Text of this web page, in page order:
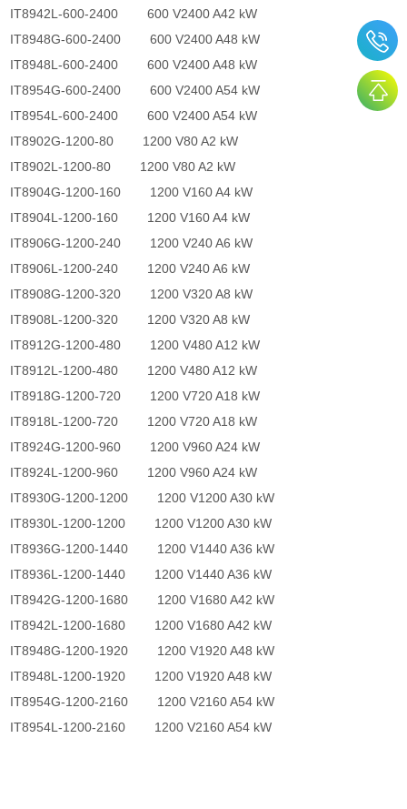
IT8942L-600-2400 600 V2400 A42 kW
IT8948G-600-2400 600 V2400 A48 kW
IT8948L-600-2400 600 V2400 A48 kW
IT8954G-600-2400 600 V2400 A54 kW
IT8954L-600-2400 600 V2400 A54 kW
IT8902G-1200-80 1200 V80 A2 kW
IT8902L-1200-80 1200 V80 A2 kW
IT8904G-1200-160 1200 V160 A4 kW
IT8904L-1200-160 1200 V160 A4 kW
IT8906G-1200-240 1200 V240 A6 kW
IT8906L-1200-240 1200 V240 A6 kW
IT8908G-1200-320 1200 V320 A8 kW
IT8908L-1200-320 1200 V320 A8 kW
IT8912G-1200-480 1200 V480 A12 kW
IT8912L-1200-480 1200 V480 A12 kW
IT8918G-1200-720 1200 V720 A18 kW
IT8918L-1200-720 1200 V720 A18 kW
IT8924G-1200-960 1200 V960 A24 kW
IT8924L-1200-960 1200 V960 A24 kW
IT8930G-1200-1200 1200 V1200 A30 kW
IT8930L-1200-1200 1200 V1200 A30 kW
IT8936G-1200-1440 1200 V1440 A36 kW
IT8936L-1200-1440 1200 V1440 A36 kW
IT8942G-1200-1680 1200 V1680 A42 kW
IT8942L-1200-1680 1200 V1680 A42 kW
IT8948G-1200-1920 1200 V1920 A48 kW
IT8948L-1200-1920 1200 V1920 A48 kW
IT8954G-1200-2160 1200 V2160 A54 kW
IT8954L-1200-2160 1200 V2160 A54 kW